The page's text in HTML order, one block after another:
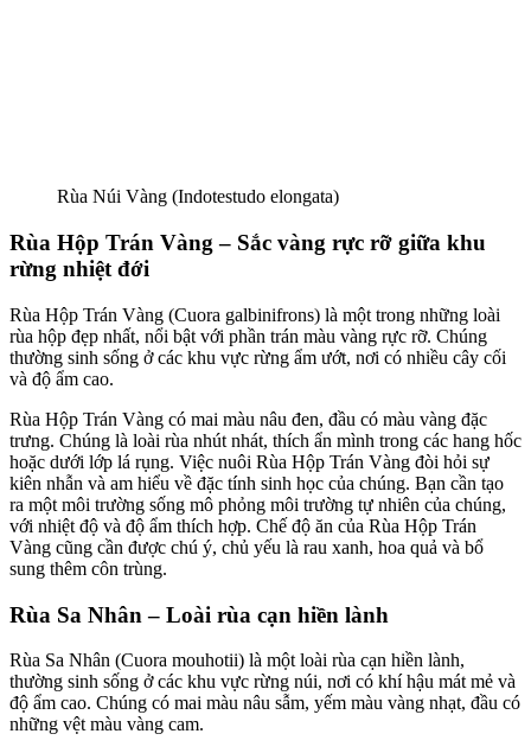
Rùa Núi Vàng (Indotestudo elongata)
Rùa Hộp Trán Vàng – Sắc vàng rực rỡ giữa khu
rừng nhiệt đới
Rùa Hộp Trán Vàng (Cuora galbinifrons) là một trong những loài
rùa hộp đẹp nhất, nổi bật với phần trán màu vàng rực rỡ. Chúng
thường sinh sống ở các khu vực rừng ẩm ướt, nơi có nhiều cây cối
và độ ẩm cao.
Rùa Hộp Trán Vàng có mai màu nâu đen, đầu có màu vàng đặc
trưng. Chúng là loài rùa nhút nhát, thích ẩn mình trong các hang hốc
hoặc dưới lớp lá rụng. Việc nuôi Rùa Hộp Trán Vàng đòi hỏi sự
kiên nhẫn và am hiểu về đặc tính sinh học của chúng. Bạn cần tạo
ra một môi trường sống mô phỏng môi trường tự nhiên của chúng,
với nhiệt độ và độ ẩm thích hợp. Chế độ ăn của Rùa Hộp Trán
Vàng cũng cần được chú ý, chủ yếu là rau xanh, hoa quả và bổ
sung thêm côn trùng.
Rùa Sa Nhân – Loài rùa cạn hiền lành
Rùa Sa Nhân (Cuora mouhotii) là một loài rùa cạn hiền lành,
thường sinh sống ở các khu vực rừng núi, nơi có khí hậu mát mẻ và
độ ẩm cao. Chúng có mai màu nâu sẫm, yếm màu vàng nhạt, đầu có
những vệt màu vàng cam.